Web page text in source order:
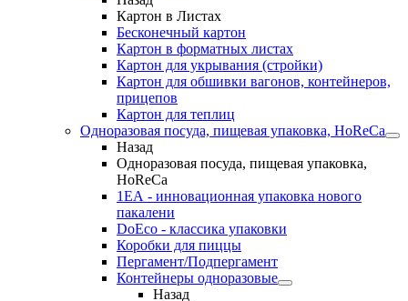
Картон в Листах
Бесконечный картон
Картон в форматных листах
Картон для укрывания (стройки)
Картон для обшивки вагонов, контейнеров,
прицепов
Картон для теплиц
Одноразовая посуда, пищевая упаковка, HoReCa
Назад
Одноразовая посуда, пищевая упаковка,
HoReCa
1ЕА - инновационная упаковка нового
пакалени
DoEco - классика упаковки
Коробки для пиццы
Пергамент/Подпергамент
Контейнеры одноразовые
Назад